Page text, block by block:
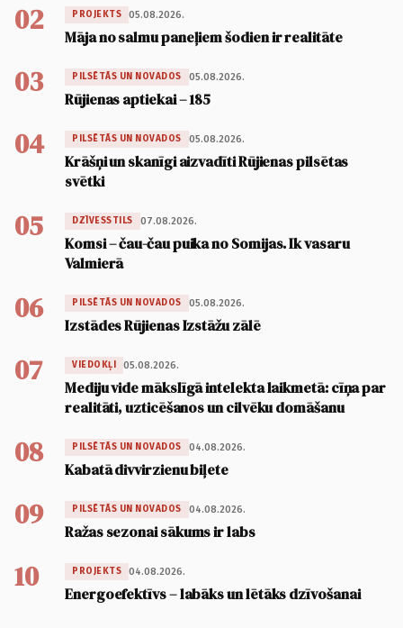
02 PROJEKTS 05.08.2026.
Māja no salmu paneļiem šodien ir realitāte
03 PILSĒTĀS UN NOVADOS 05.08.2026.
Rūjienas aptiekai – 185
04 PILSĒTĀS UN NOVADOS 05.08.2026.
Krāšņi un skanīgi aizvadīti Rūjienas pilsētas
svētki
05 DZĪVESSTILS 07.08.2026.
Komsi – čau-čau puika no Somijas. Ik vasaru
Valmierā
06 PILSĒTĀS UN NOVADOS 05.08.2026.
Izstādes Rūjienas Izstāžu zālē
07 VIEDOKĻI 05.08.2026.
Mediju vide mākslīgā intelekta laikmetā: cīņa par
realitāti, uzticēšanos un cilvēku domāšanu
08 PILSĒTĀS UN NOVADOS 04.08.2026.
Kabatā divvirzienu biļete
09 PILSĒTĀS UN NOVADOS 04.08.2026.
Ražas sezonai sākums ir labs
10 PROJEKTS 04.08.2026.
Energoefektīvs – labāks un lētāks dzīvošanai